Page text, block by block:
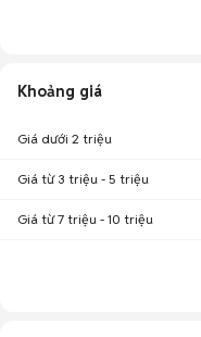
Khoảng giá
Giá dưới 2 triệu
Giá từ 3 triệu - 5 triệu
Giá từ 7 triệu - 10 triệu